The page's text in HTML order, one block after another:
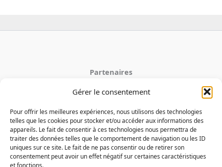
Gérer le consentement
Pour offrir les meilleures expériences, nous utilisons des technologies
telles que les cookies pour stocker et/ou accéder aux informations des
appareils. Le fait de consentir à ces technologies nous permettra de
traiter des données telles que le comportement de navigation ou les ID
uniques sur ce site. Le fait de ne pas consentir ou de retirer son
consentement peut avoir un effet négatif sur certaines caractéristiques
et fonctions.
Partenaires
latoiturepro.fr
couverture-jdujardin.fr
Mentions Legales
Politique de cookies